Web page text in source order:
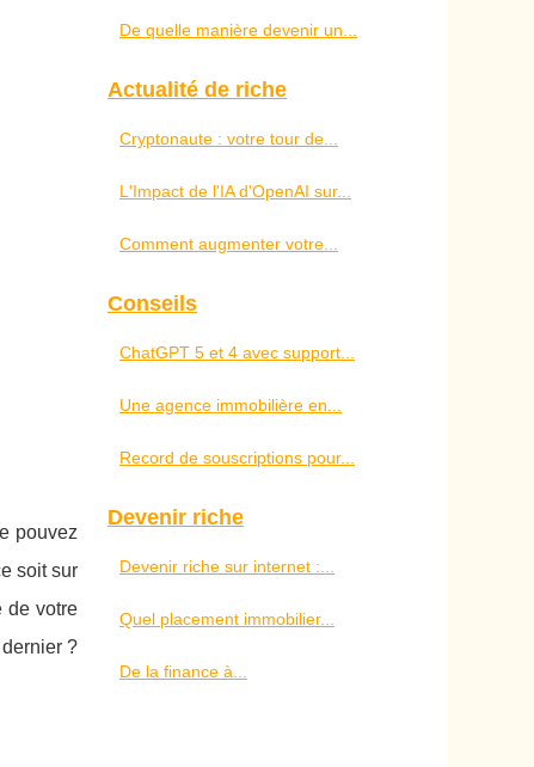
pouvez
soit sur
de votre
?
De quelle manière devenir un...
Actualité de riche
Cryptonaute : votre tour de...
L'Impact de l'IA d'OpenAI sur...
Comment augmenter votre...
Conseils
ChatGPT 5 et 4 avec support...
Une agence immobilière en...
Record de souscriptions pour...
Devenir riche
Devenir riche sur internet :...
Quel placement immobilier...
De la finance à...